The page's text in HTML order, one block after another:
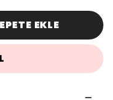
EKLE